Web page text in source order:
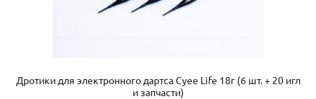
Дротики для электронного дартса Cyee Life 18г (6 шт. + 20 игл
и запчасти)